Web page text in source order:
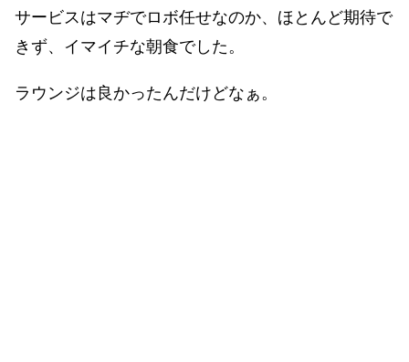
サービスはマヂでロボ任せなのか、ほとんど期待で
きず、イマイチな朝食でした。
ラウンジは良かったんだけどなぁ。